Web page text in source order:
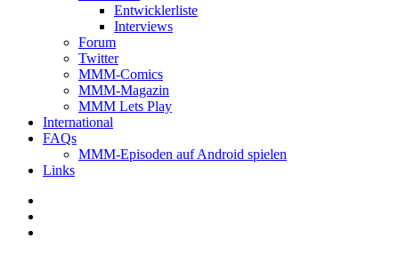
Entwicklerliste
Interviews
Forum
Twitter
MMM-Comics
MMM-Magazin
MMM Lets Play
International
FAQs
MMM-Episoden auf Android spielen
Links